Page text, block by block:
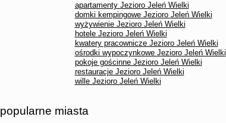
apartamenty Jezioro Jeleń Wielki
domki kempingowe Jezioro Jeleń Wielki
wyżywienie Jezioro Jeleń Wielki
hotele Jezioro Jeleń Wielki
kwatery pracownicze Jezioro Jeleń Wielki
ośrodki wypoczynkowe Jezioro Jeleń Wielki
pokoje gościnne Jezioro Jeleń Wielki
restauracje Jezioro Jeleń Wielki
wille Jezioro Jeleń Wielki
miasta